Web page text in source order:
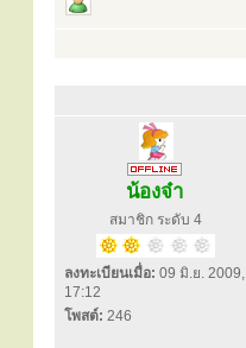
น้องจ๋า
สมาชิก ระดับ 4
ลงทะเบียนเมื่อ: 09 มิ.ย. 2009,
17:12
โพสต์: 246